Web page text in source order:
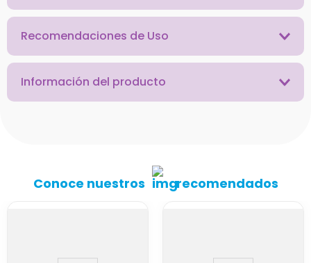
Recomendaciones de Uso
Información del producto
Conoce nuestros recomendados